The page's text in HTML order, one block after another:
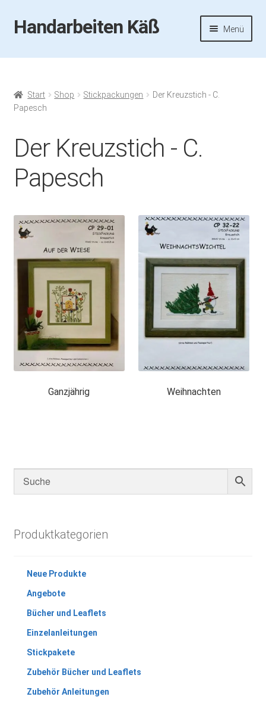
Zur
Navigation
Zum
Inhalt
Handarbeiten Käß Menü
Startseite
Aktuelles
Termine
Handarbeiten-Käß-Shop
Kasse
Mein Konto
Start Shop Stickpackungen
Der Kreuzstich - C.
Papesch
Der Kreuzstich - C.
Papesch
Ganzjährig Weihnachten
Produktkategorien
Neue Produkte
Angebote
Bücher und Leaflets
Einzelanleitungen
Stickpakete
Zubehör Bücher und Leaflets
Zubehör Anleitungen